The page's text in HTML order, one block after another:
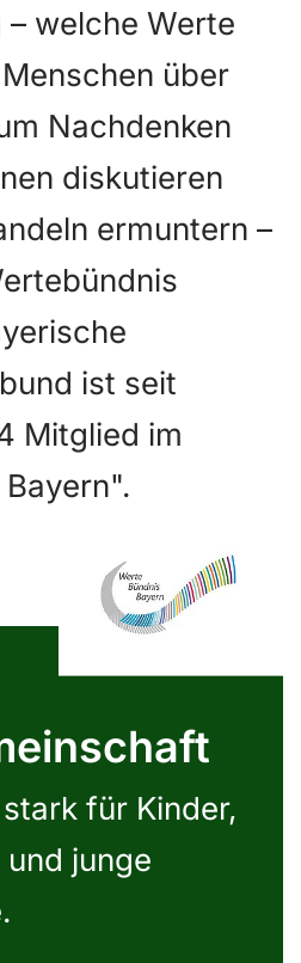
welche Werte
über
Nachdenken
diskutieren
ermuntern –
ist seit
Mitglied im
für Kinder,
junge